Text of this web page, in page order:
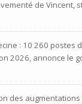
de Vincent,
: 10 260 postes
2026, annonce le
des